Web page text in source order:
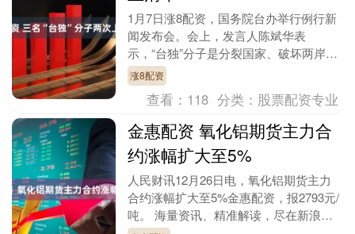
1月7日涨8配资，国务院台办举行例行新
闻发布会。会上，发言人陈斌华表
示，“台独”分子是分裂国家、破坏两岸关
系的违法犯罪分子，也是谋“独”引战、损
害同胞利益福祉的....
涨8配资
查看： 118 分类： 股票配资专业
金惠配资 ​氧化铝期货主力合
约涨幅扩大至5%
人民财讯12月26日电，氧化铝期货主力
合约涨幅扩大至5%金惠配资，报2793元/
吨。 海量资讯、精准解读，尽在新浪财